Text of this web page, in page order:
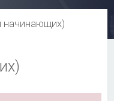
начинающих)